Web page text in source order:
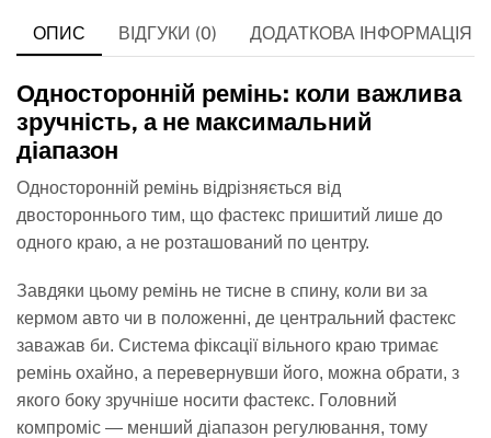
ОПИС ВІДГУКИ (0) ДОДАТКОВА ІНФОРМАЦІЯ
Односторонній ремінь: коли важлива
зручність, а не максимальний
діапазон
Односторонній ремінь відрізняється від
двостороннього тим, що фастекс пришитий лише до
одного краю, а не розташований по центру.
Завдяки цьому ремінь не тисне в спину, коли ви за
кермом авто чи в положенні, де центральний фастекс
заважав би. Система фіксації вільного краю тримає
ремінь охайно, а перевернувши його, можна обрати, з
якого боку зручніше носити фастекс. Головний
компроміс — менший діапазон регулювання, тому